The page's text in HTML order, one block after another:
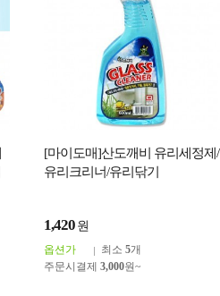
[마이도매]산도깨비 유리세정제/
유리크리너/유리닦기
1,420 원
옵션가 최소 5개
주문시결제 3,000원~